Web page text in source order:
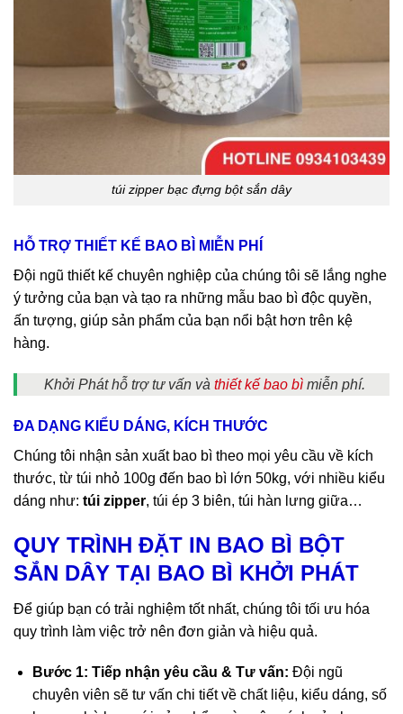
túi zipper bạc đựng bột sắn dây
HỖ TRỢ THIẾT KẾ BAO BÌ MIỄN PHÍ
Đội ngũ thiết kế chuyên nghiệp của chúng tôi sẽ lắng nghe
ý tưởng của bạn và tạo ra những mẫu bao bì độc quyền,
ấn tượng, giúp sản phẩm của bạn nổi bật hơn trên kệ
hàng.
Khởi Phát hỗ trợ tư vấn và thiết kế bao bì miễn phí.
ĐA DẠNG KIỂU DÁNG, KÍCH THƯỚC
Chúng tôi nhận sản xuất bao bì theo mọi yêu cầu về kích
thước, từ túi nhỏ 100g đến bao bì lớn 50kg, với nhiều kiểu
dáng như: túi zipper, túi ép 3 biên, túi hàn lưng giữa…
QUY TRÌNH ĐẶT IN BAO BÌ BỘT
SẮN DÂY TẠI BAO BÌ KHỞI PHÁT
Để giúp bạn có trải nghiệm tốt nhất, chúng tôi tối ưu hóa
quy trình làm việc trở nên đơn giản và hiệu quả.
Bước 1: Tiếp nhận yêu cầu & Tư vấn: Đội ngũ
chuyên viên sẽ tư vấn chi tiết về chất liệu, kiểu dáng, số